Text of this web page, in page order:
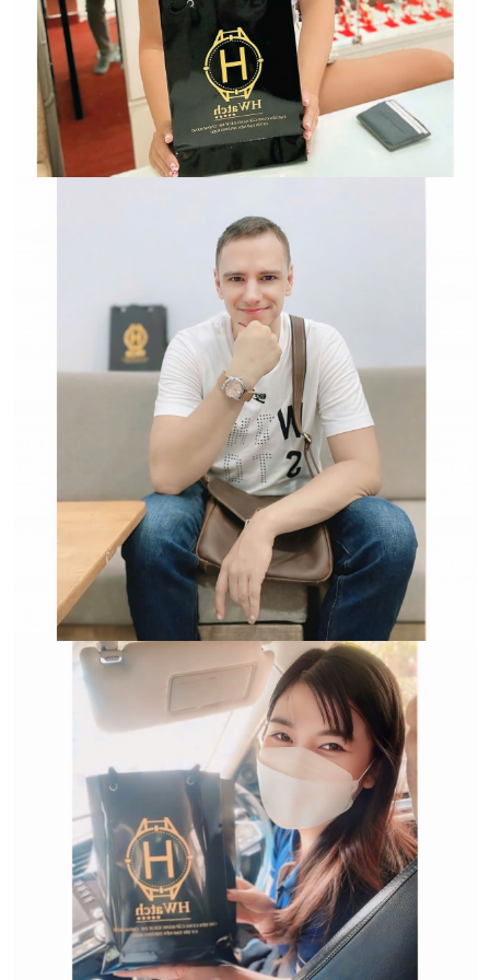
HWATCH Chuyên Nhập khẩu Và Phân Phối Các Loại
Đồng Hồ Chính Hãng
Hwatch Chuyên Nhập khẩu Và Phân Phối Các Loại
Đồng Hồ Chính Hãng
Trường hợp không chấp
nhận đổi hoặc trả sản